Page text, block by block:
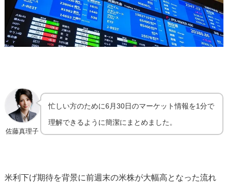
佐藤真理子
忙しい方のために6月30日のマーケット情報を1分で
理解できるように簡潔にまとめました。
米利下げ期待を背景に前週末の米株が大幅高となった流れ